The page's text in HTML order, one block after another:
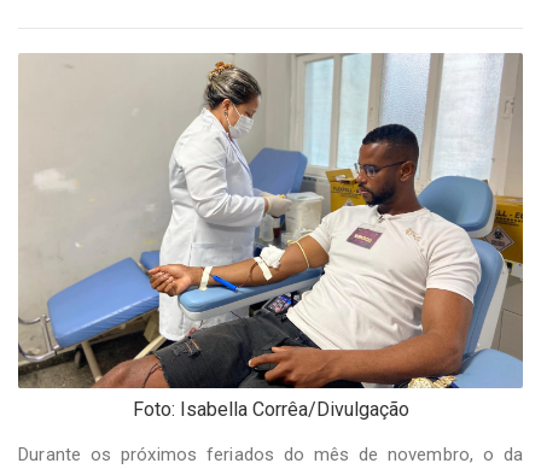
2024
Desenvolvido
Sistemas
Foto: Isabella Corrêa/Divulgação
Durante os próximos feriados do mês de novembro, o da